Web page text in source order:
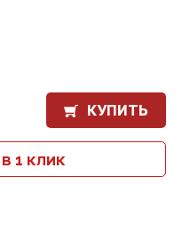
КУПИТЬ
1 КЛИК